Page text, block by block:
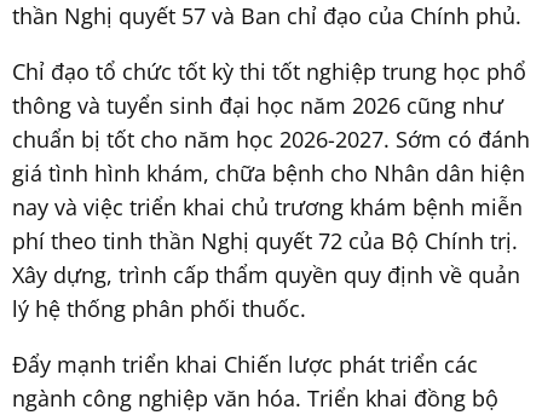
thần Nghị quyết 57 và Ban chỉ đạo của Chính phủ.
Chỉ đạo tổ chức tốt kỳ thi tốt nghiệp trung học phổ
thông và tuyển sinh đại học năm 2026 cũng như
chuẩn bị tốt cho năm học 2026-2027. Sớm có đánh
giá tình hình khám, chữa bệnh cho Nhân dân hiện
nay và việc triển khai chủ trương khám bệnh miễn
phí theo tinh thần Nghị quyết 72 của Bộ Chính trị.
Xây dựng, trình cấp thẩm quyền quy định về quản
lý hệ thống phân phối thuốc.
Đẩy mạnh triển khai Chiến lược phát triển các
ngành công nghiệp văn hóa. Triển khai đồng bộ